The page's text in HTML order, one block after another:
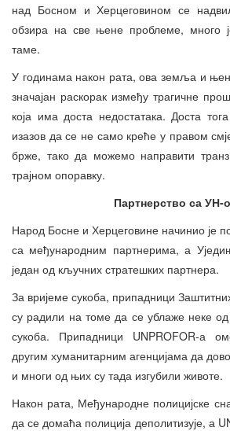
над Босном и Херцеговином се
обзира на све њене проблеме, много
таме.
У годинама након рата, ова земља и
значајан раскорак између трагичне
која има доста недостатака. Доста
изазов да се не само креће у правом
брже, тако да можемо направити
трајном опоравку.
Партнерство са УН-
Народ Босне и Херцеговине начинио је
са међународним партнерима, а
један од кључних стратешких партнера.
За вријеме сукоба, припадници
су радили на томе да се ублаже неке
сукоба. Припадници UNPROFOR-а
другим хуманитарним агенцијама да
и многи од њих су тада изгубили животе.
Након рата, Међународне полицијске
да се домаћа полиција деполитизује, а